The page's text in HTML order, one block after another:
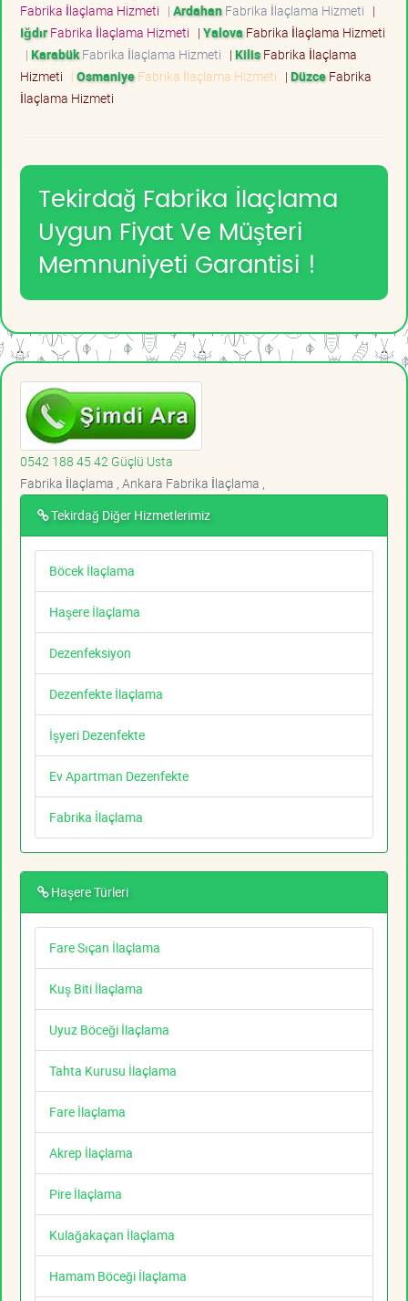
Fabrika İlaçlama Hizmeti | ArdahanFabrika İlaçlama Hizmeti |
IğdırFabrika İlaçlama Hizmeti | Yalova Fabrika İlaçlama Hizmeti
| KarabükFabrika İlaçlama Hizmeti | KilisFabrika İlaçlama
Hizmeti | OsmaniyeFabrika İlaçlama Hizmeti | DüzceFabrika
İlaçlama Hizmeti
Tekirdağ Fabrika İlaçlama
Uygun Fiyat Ve Müşteri
Memnuniyeti Garantisi !
0542 188 45 42 Güçlü Usta
Fabrika İlaçlama , Ankara Fabrika İlaçlama ,
Tekirdağ Diğer Hizmetlerimiz
Böcek İlaçlama
Haşere İlaçlama
Dezenfeksiyon
Dezenfekte İlaçlama
İşyeri Dezenfekte
Ev Apartman Dezenfekte
Fabrika İlaçlama
Haşere Türleri
Fare Sıçan İlaçlama
Kuş Biti İlaçlama
Uyuz Böceği İlaçlama
Tahta Kurusu İlaçlama
Fare İlaçlama
Akrep İlaçlama
Pire İlaçlama
Kulağakaçan İlaçlama
Hamam Böceği İlaçlama